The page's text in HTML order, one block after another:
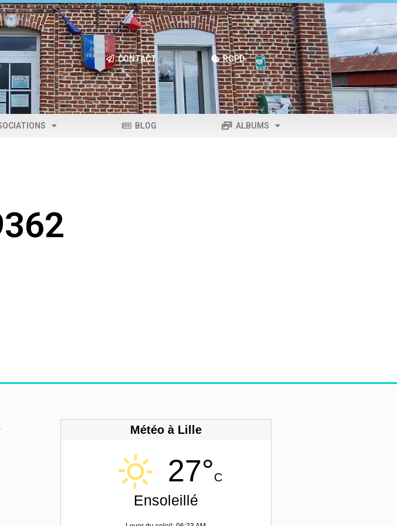
CONTACT RGPD
BLOG ALBUMS
Météo à Lille
27°C
Ensoleillé